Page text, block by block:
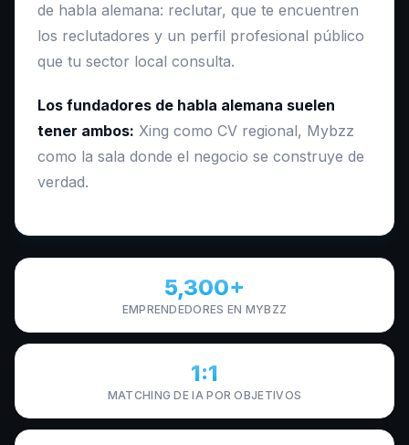
de habla alemana: reclutar, que te encuentren
los reclutadores y un perfil profesional público
que tu sector local consulta.
Los fundadores de habla alemana suelen
tener ambos: Xing como CV regional, Mybzz
como la sala donde el negocio se construye de
verdad.
5,300+
EMPRENDEDORES EN MYBZZ
1:1
MATCHING DE IA POR OBJETIVOS